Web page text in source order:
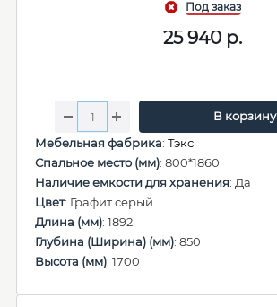
25 940 р.
В корзину
Мебельная фабрика: Тэкс
Спальное место (мм): 800*1860
Наличие емкости для хранения: Да
Цвет: Графит серый
Длина (мм): 1892
Глубина (Ширина) (мм): 850
Высота (мм): 1700